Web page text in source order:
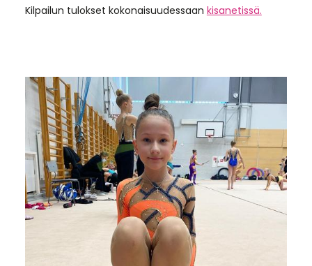
Kilpailun tulokset kokonaisuudessaan kisanetissä.